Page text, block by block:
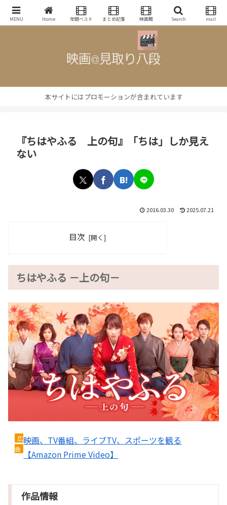
映画批評・レビューブログ
本サイトにはプロモーションが含まれています
『ちはやふる 上の句』「ちは」しか見え
ない
2016.03.30 2025.07.21
目次
ちはやふる －上の句－
広
告
映画、TV番組、ライブTV、スポーツを観る
【Amazon Prime Video】
作品情報
MENU Home 年間ベスト まとめ記事 映画館 Search mail